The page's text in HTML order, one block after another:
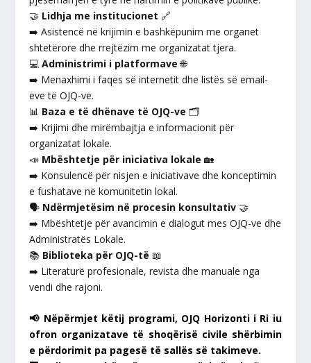
🤝 Lidhja me institucionet 🔗
➡️ Asistencë në krijimin e bashkëpunim me organet
shtetërore dhe rrejtëzim me organizatat tjera.
💻Administrimi i platformave🌐
➡️ Menaxhimi i faqes së internetit dhe listës së email-
eve të OJQ-ve.
📊 Baza e të dhënave të OJQ-ve 🗂️
➡️ Krijimi dhe mirëmbajtja e informacionit për
organizatat lokale.
📣 Mbështetje për iniciativa lokale 🏡
➡️ Konsulencë për nisjen e iniciativave dhe konceptimin
e fushatave në komunitetin lokal.
🗣️ Ndërmjetësim në procesin konsultativ 🤝
➡️ Mbështetje për avancimin e dialogut mes OJQ-ve dhe
Administratës Lokale.
📚 Biblioteka për OJQ-të 📖
➡️ Literaturë profesionale, revista dhe manuale nga
vendi dhe rajoni.
📢 Nëpërmjet këtij programi, OJQ Horizonti i Ri iu
ofron organizatave të shoqërisë civile shërbimin
e përdorimit pa pagesë të sallës së takimeve.